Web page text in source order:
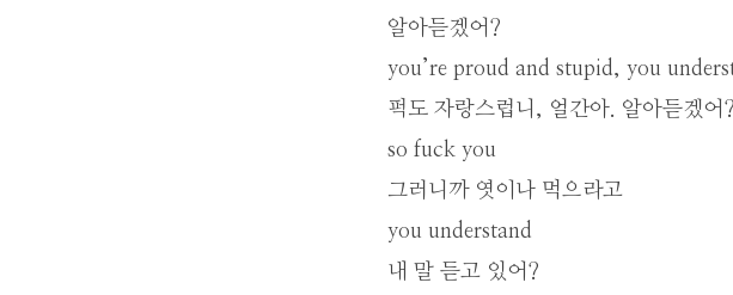
알아듣겠어?
you’re proud and stupid, you
퍽도 자랑스럽니, 얼간아. 알아듣겠어?
so fuck you
그러니까 엿이나 먹으라고
you understand
내 말 듣고 있어?